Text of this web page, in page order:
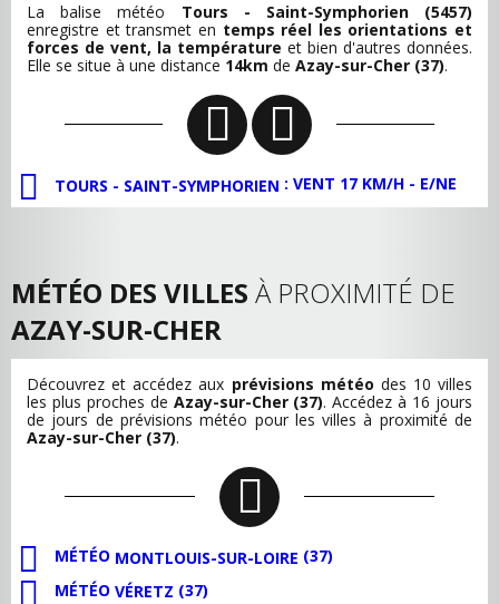
La balise météo Tours - Saint-Symphorien (5457)
enregistre et transmet en temps réel les orientations et
forces de vent, la température et bien d'autres données.
Elle se situe à une distance 14km de Azay-sur-Cher (37).
TOURS - SAINT-SYMPHORIEN : VENT 17 KM/H - E/NE
MÉTÉO DES VILLES À PROXIMITÉ DE
AZAY-SUR-CHER
Découvrez et accédez aux prévisions météo des 10 villes
les plus proches de Azay-sur-Cher (37). Accédez à 16 jours
de jours de prévisions météo pour les villes à proximité de
Azay-sur-Cher (37).
MÉTÉO MONTLOUIS-SUR-LOIRE (37)
MÉTÉO VÉRETZ (37)